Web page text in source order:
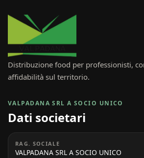
Distribuzione food per professionisti,
affidabilità sul territorio.
VALPADANA SRL A SOCIO UNICO
Dati societari
RAG. SOCIALE
VALPADANA SRL A SOCIO UNICO